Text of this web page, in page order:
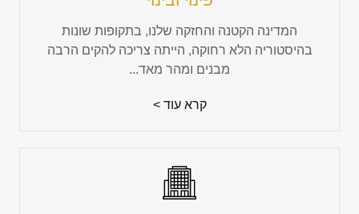
המדינה הקטנה והחזקה שלנו, בתקופות שונות
בהיסטוריה הלא רחוקה, הייתה צריכה להקים הרבה
מבנים ומהר מאד...
קרא עוד >